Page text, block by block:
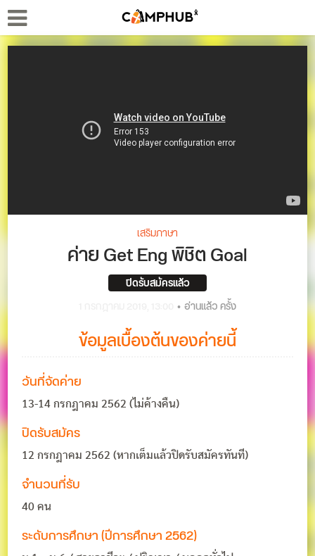
เสริมภาษา
ค่าย Get Eng พิชิต Goal
ปิดรับสมัครแล้ว
อ่านแล้ว ครั้ง
ข้อมูลเบื้องต้นของค่ายนี้
วันที่จัดค่าย
13-14 กรกฎาคม 2562 (ไม่ค้างคืน)
ปิดรับสมัคร
12 กรกฎาคม 2562 (หากเต็มแล้วปิดรับสมัครทันที)
จำนวนที่รับ
40 คน
ระดับการศึกษา (ปีการศึกษา 2562)